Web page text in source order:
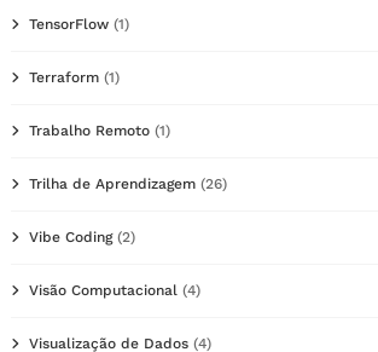
TensorFlow (1)
Terraform (1)
Trabalho Remoto (1)
Trilha de Aprendizagem (26)
Vibe Coding(2)
Visão Computacional (4)
Visualização de Dados (4)